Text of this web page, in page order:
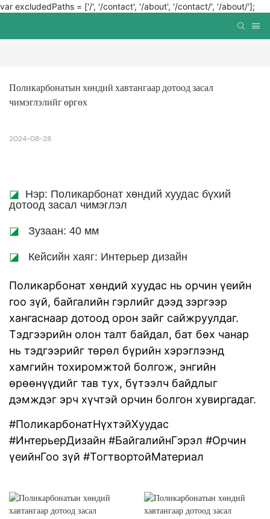
var excludedPaths = ['/', '/contact', '/about', '/contact/', '/about/'];
Поликарбонатын хөндий хавтангаар дотоод засал
чимэглэлийг өргөх
2024-08-28
◪ Нэр: Поликарбонат хөндий хуудас бүхий
дотоод засал чимэглэл
◪ Зузаан: 40 мм
◪ Кейсийн хаяг: Интерьер дизайн
Поликарбонат хөндий хуудас нь орчин үеийн
гоо зүй, байгалийн гэрлийг дээд зэргээр
хангаснаар дотоод орон зайг сайжруулдаг.
Тэдгээрийн олон талт байдал, бат бөх чанар
нь тэдгээрийг төрөл бүрийн хэрэглээнд
хамгийн тохиромжтой болгож, энгийн
өрөөнүүдийг тав тух, бүтээлч байдлыг
дэмждэг эрч хүчтэй орчин болгон хувиргадаг.
#ПоликарбонатНүхтэйХуудас
#ИнтерьерДизайн #БайгалийнГэрэл #Орчин
үеийнГоо зүй #ТогтвортойМатериал